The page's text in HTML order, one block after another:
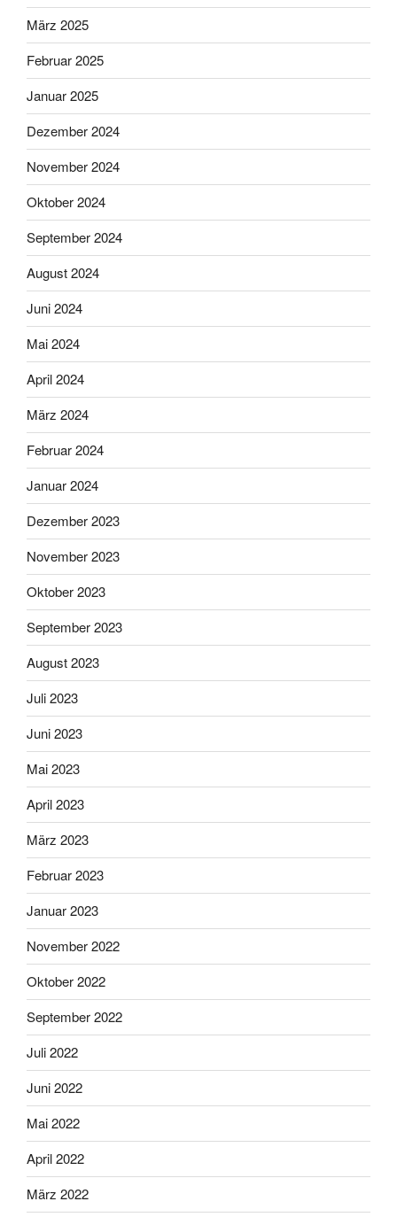
März 2025
Februar 2025
Januar 2025
Dezember 2024
November 2024
Oktober 2024
September 2024
August 2024
Juni 2024
Mai 2024
April 2024
März 2024
Februar 2024
Januar 2024
Dezember 2023
November 2023
Oktober 2023
September 2023
August 2023
Juli 2023
Juni 2023
Mai 2023
April 2023
März 2023
Februar 2023
Januar 2023
November 2022
Oktober 2022
September 2022
Juli 2022
Juni 2022
Mai 2022
April 2022
März 2022